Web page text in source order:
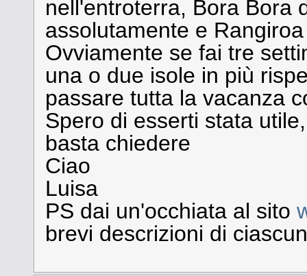
nell'entroterra, Bora Bora
assolutamente e
Ovviamente se fai tre
una o due isole in più
passare tutta la vacanza
Spero di esserti stata
basta chiedere
Ciao
Luisa
PS dai un'occhiata al sito
brevi descrizioni di